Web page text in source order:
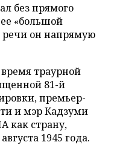
без прямого
«большой
речи он напрямую
траурной
81-й
премьер-
и мэр Кадзуми
как страну,
1945 года.